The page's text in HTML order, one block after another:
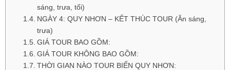
sáng, trưa, tối)
NGÀY 4: QUY NHƠN – KẾT THÚC TOUR (Ăn sáng,
trưa)
GIÁ TOUR BAO GỒM:
GIÁ TOUR KHÔNG BAO GỒM:
THỜI GIAN NÀO TOUR BIỂN QUY NHƠN: